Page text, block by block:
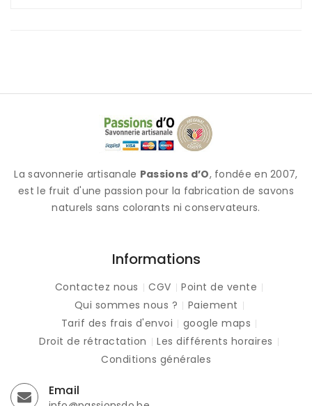
La savonnerie artisanale Passions d’O, fondée en 2007,
est le fruit d'une passion pour la fabrication de savons
naturels sans colorants ni conservateurs.
Informations
Contactez nous CGV
Point de vente
Qui sommes nous ?
Paiement
Tarif des frais d'envoi
google maps
Droit de rétractation
Les différents horaires
Conditions générales
Email